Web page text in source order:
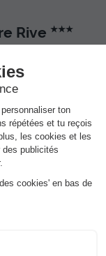
Rive ★★★